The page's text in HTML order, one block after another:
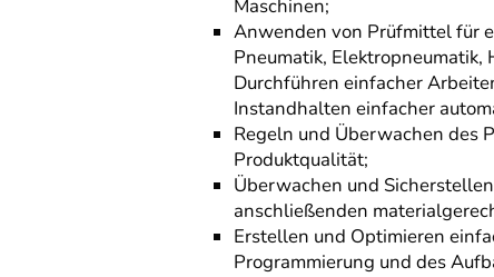
Maschinen;
Anwenden von Prüfmittel für
Pneumatik,
Durchführen einfacher
Instandhalten einfacher
Regeln und Überwachen des
Produktqualität;
Überwachen und
anschließenden
Erstellen und Optimieren
Programmierung und des